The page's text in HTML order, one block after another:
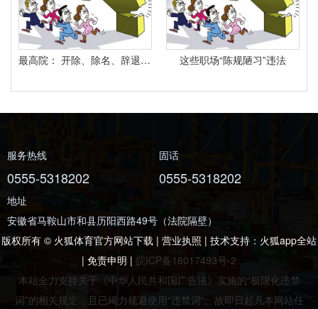
最高院： 开除、除名、辞退与解除劳动合同之间有什么区别？ 这些职场“陈规陋习”违法
服务热线
0555-5318202
固话
0555-5318202
地址
安徽省马鞍山市和县历阳西路49号（法院隔壁）
版权所有 © 火狐体育官方网站下载 | 营业执照 | 技术支持： 火狐app全站
| 免责申明 | 皖ICP备18017493号-2
本站全力支持关于《中华人民共和国广告法》实施的“极限化违禁
词”的相关规定，且已竭力规避使用“违禁词”。故即日起凡本网站任